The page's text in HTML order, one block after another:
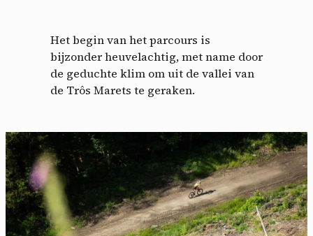
Het begin van het parcours is
bijzonder heuvelachtig, met name door
de geduchte klim om uit de vallei van
de Trôs Marets te geraken.